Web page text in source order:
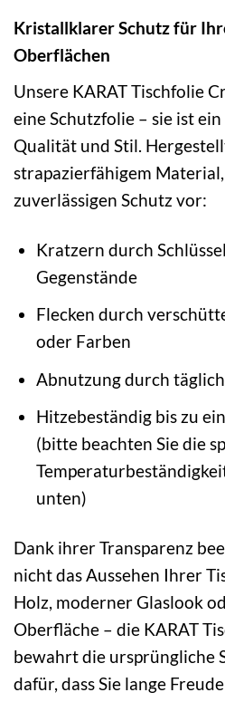
Kristallklarer Schutz für
Oberflächen
Unsere KARAT Tischfolie
eine Schutzfolie – sie ist
Qualität und Stil.
strapazierfähigem
zuverlässigen Schutz vor:
Kratzern durch
Gegenstände
Flecken durch
oder Farben
Abnutzung durch
Hitzebeständig bis zu
(bitte beachten Sie die
unten)
Dank ihrer Transparenz
nicht das Aussehen Ihrer
Holz, moderner Glaslook
Oberfläche – die KARAT
bewahrt die ursprüngliche
dafür, dass Sie lange